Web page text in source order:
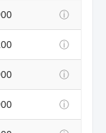
ⓘ
ⓘ
ⓘ
ⓘ